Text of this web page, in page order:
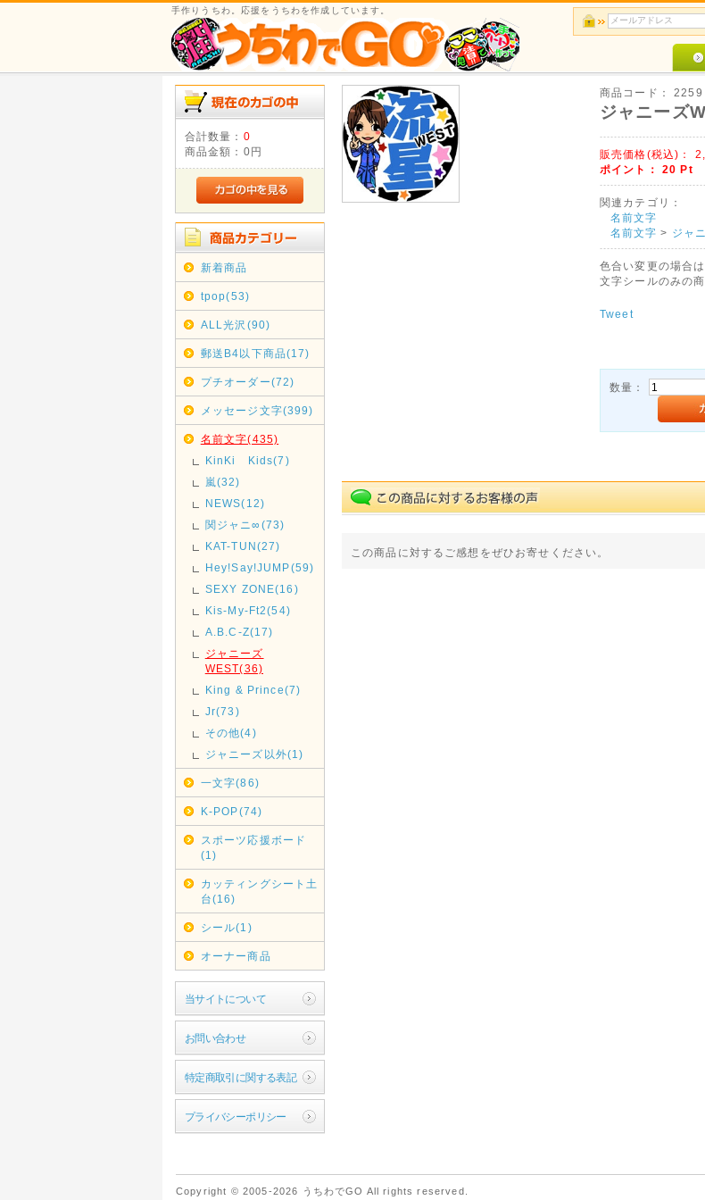
手作りうちわ。応援をうちわを作成しています。
合計数量： 0
商品金額： 0円
新着商品
tpop(53)
ALL光沢(90)
郵送B4以下商品(17)
プチオーダー(72)
メッセージ文字(399)
名前文字(435)
KinKi Kids(7)
嵐(32)
NEWS(12)
関ジャニ∞(73)
KAT-TUN(27)
Hey!Say!JUMP(59)
SEXY ZONE(16)
Kis-My-Ft2(54)
A.B.C-Z(17)
ジャニーズ
WEST(36)
King & Prince(7)
Jr(73)
その他(4)
ジャニーズ以外(1)
一文字(86)
K-POP(74)
スポーツ応援ボード
(1)
カッティングシート土
台(16)
シール(1)
オーナー商品
当サイトについて
お問い合わせ
特定商取引に関する表記
プライバシーポリシー
商品コード： 2259
ジャニーズ
販売価格(税込)：
ポイント： 20 Pt
関連カテゴリ：
名前文字
名前文字 > ジャ
色合い変更の場合
文字シールのみの
Tweet
数量：
この商品に対するご感想をぜひお寄せください。
Copyright © 2005-2026 うちわでGO All rights reserved.